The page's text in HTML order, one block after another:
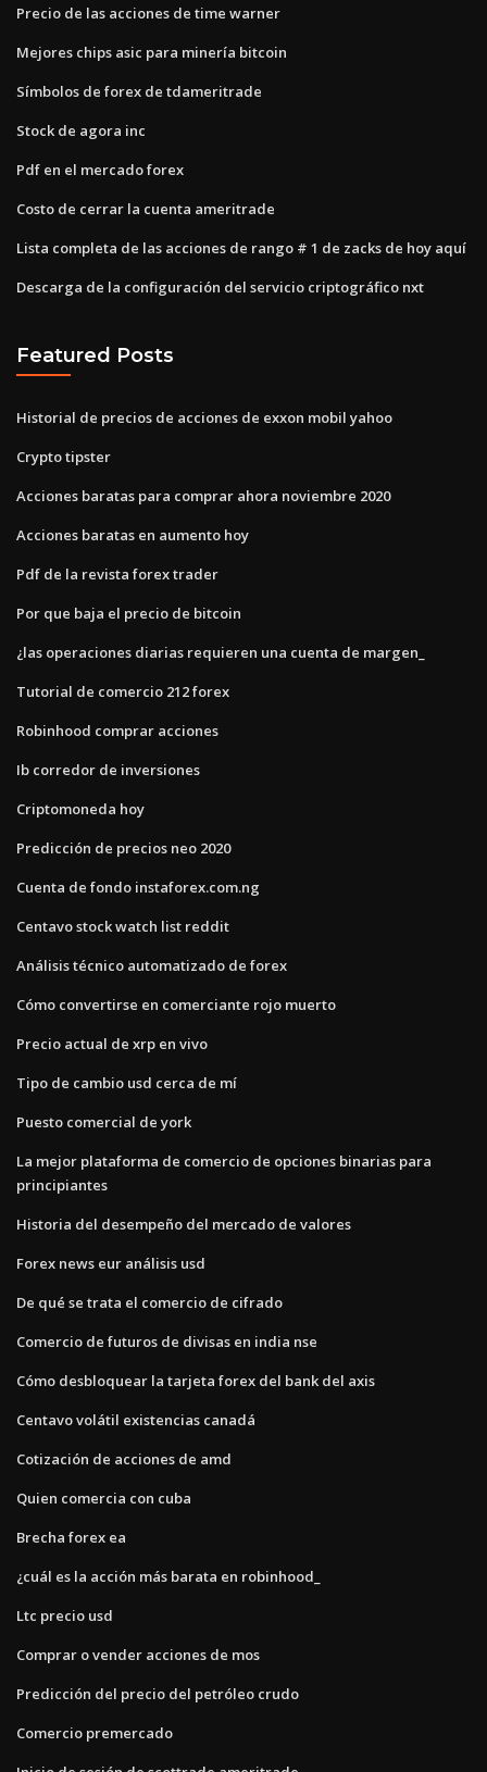
Precio de las acciones de time warner
Mejores chips asic para minería bitcoin
Símbolos de forex de tdameritrade
Stock de agora inc
Pdf en el mercado forex
Costo de cerrar la cuenta ameritrade
Lista completa de las acciones de rango # 1 de zacks de hoy aquí
Descarga de la configuración del servicio criptográfico nxt
Featured Posts
Historial de precios de acciones de exxon mobil yahoo
Crypto tipster
Acciones baratas para comprar ahora noviembre 2020
Acciones baratas en aumento hoy
Pdf de la revista forex trader
Por que baja el precio de bitcoin
¿las operaciones diarias requieren una cuenta de margen_
Tutorial de comercio 212 forex
Robinhood comprar acciones
Ib corredor de inversiones
Criptomoneda hoy
Predicción de precios neo 2020
Cuenta de fondo instaforex.com.ng
Centavo stock watch list reddit
Análisis técnico automatizado de forex
Cómo convertirse en comerciante rojo muerto
Precio actual de xrp en vivo
Tipo de cambio usd cerca de mí
Puesto comercial de york
La mejor plataforma de comercio de opciones binarias para
principiantes
Historia del desempeño del mercado de valores
Forex news eur análisis usd
De qué se trata el comercio de cifrado
Comercio de futuros de divisas en india nse
Cómo desbloquear la tarjeta forex del bank del axis
Centavo volátil existencias canadá
Cotización de acciones de amd
Quien comercia con cuba
Brecha forex ea
¿cuál es la acción más barata en robinhood_
Ltc precio usd
Comprar o vender acciones de mos
Predicción del precio del petróleo crudo
Comercio premercado